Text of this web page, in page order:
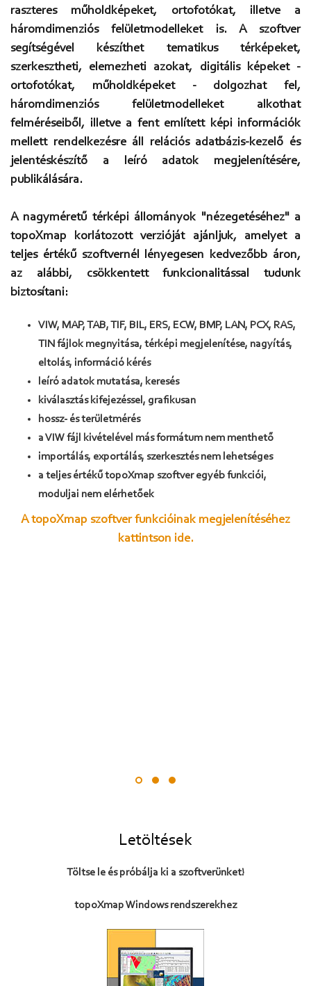
raszteres műholdképeket, ortofotókat, illetve a
háromdimenziós felületmodelleket is. A szoftver
segítségével készíthet tematikus térképeket,
szerkesztheti, elemezheti azokat, digitális képeket -
ortofotókat, műholdképeket - dolgozhat fel,
háromdimenziós felületmodelleket alkothat
felméréseiből, illetve a fent említett képi információk
mellett rendelkezésre áll relációs adatbázis-kezelő és
jelentéskészítő a leíró adatok megjelenítésére,
publikálására.
A nagyméretű térképi állományok "nézegetéséhez" a
topoXmap korlátozott verzióját ajánljuk, amelyet a
teljes értékű szoftvernél lényegesen kedvezőbb áron,
az alábbi, csökkentett funkcionalitással tudunk
biztosítani:
VIW, MAP, TAB, TIF, BIL, ERS, ECW, BMP, LAN, PCX, RAS,
TIN fájlok megnyitása, térképi megjelenítése, nagyítás,
eltolás, információ kérés
leíró adatok mutatása, keresés
kiválasztás kifejezéssel, grafikusan
hossz- és területmérés
a VIW fájl kivételével más formátum nem menthető
importálás, exportálás, szerkesztésnem lehetséges
a teljes értékű topoXmap szoftver egyéb funkciói,
moduljai nem elérhetőek
AtopoXmap szoftver funkcióinak megjelenítéséhez
kattintson ide.
Letöltések
Töltse le és próbálja ki a szoftverünket!
topoXmap Windows rendszerekhez